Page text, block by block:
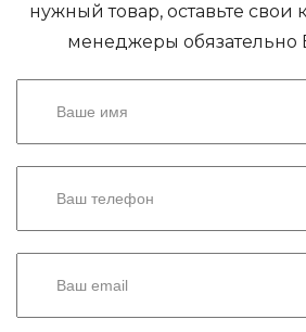
нужный товар, оставьте свои
менеджеры обязательно